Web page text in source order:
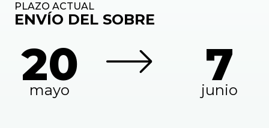
PLAZO ACTUAL
ENVÍO DEL SOBRE
20
mayo 7
junio